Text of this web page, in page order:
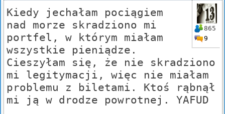
865
9
Kiedy jechałam pociągiem
nad morze skradziono mi
portfel, w którym miałam
wszystkie pieniądze.
Cieszyłam się, że nie skradziono
mi legitymacji, więc nie miałam
problemu z biletami. Ktoś rąbnął
mi ją w drodze powrotnej. YAFUD